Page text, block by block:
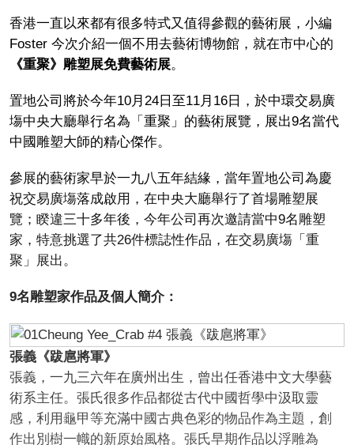
香港一直以來都有很多特式又值得參觀的藝術展，小編
Foster 今次介紹一個不用去藝術博物館，就在市中心的
《重聚》雕塑展免費藝術展。
置地公司將於今年10月24日至11月16日，於中環交易廣
塲中央大廳舉行名為「重聚」的藝術展覽，展出9名當代
中國雕塑大師的精心傑作。
參展的藝術家早於一九八五年結緣，當年置地公司為慶
祝交易廣塲落成啟用，在中央大廳舉行了首場雕塑展
覽；睽違三十多年後，今年公司再次邀請當中9名雕塑
家，特意挑選了共26件標誌性作品，在交易廣塲「重
聚」展出。
9名雕塑家作品及個人簡介：
張義《跋扈將軍》
張義，一九三六年在廣州出生，曾出任香港中文大學藝
術系主任。張氏很多作品都從古代中國哲學中汲取靈
感，利用龜甲等充滿中國古典色彩的物品作為主題，創
作出別樹一幟的新原始風格。張氏早期作品以浮雕為